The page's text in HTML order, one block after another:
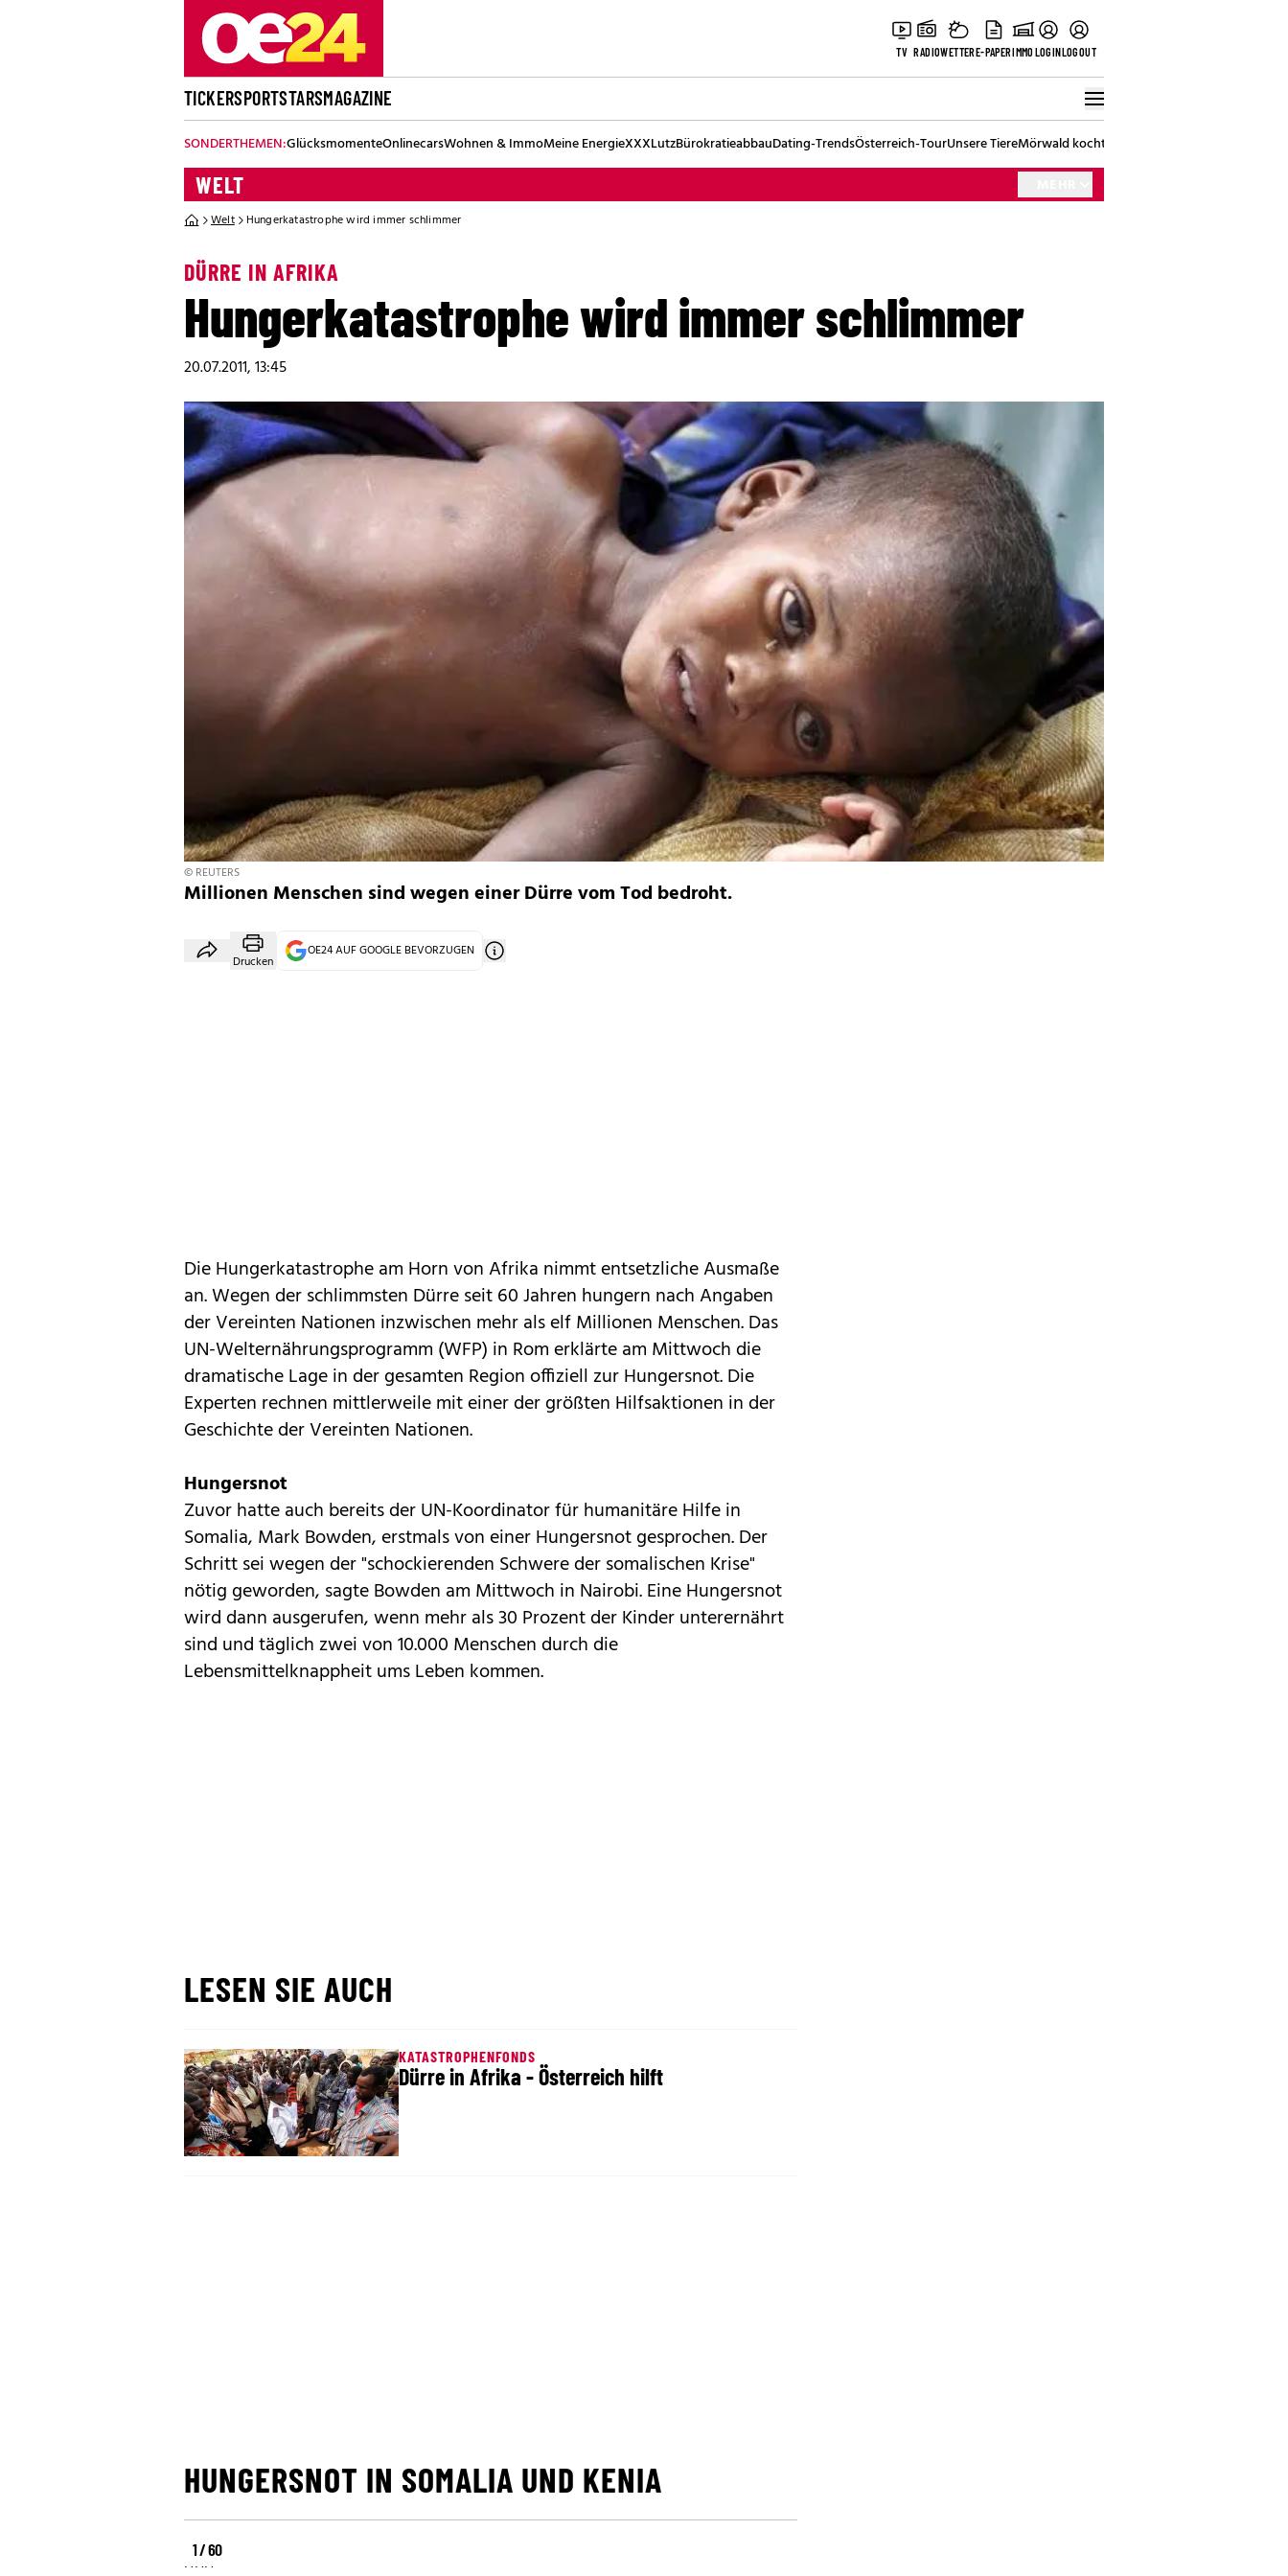
TV RADIOWETTERE-PAPERIMMOLOGINLOGOUT
TICKERSPORTSTARSMAGAZINE
SONDERTHEMEN:GlücksmomenteOnlinecarsWohnen & ImmoMeine EnergieXXXLutzBürokratieabbauDating-TrendsÖsterreich-TourUnsere TiereMörwald kocht
WELT
Welt Hungerkatastrophe wird immer schlimmer
DÜRRE IN AFRIKA
Hungerkatastrophe wird immer schlimmer
20.07.2011, 13:45
© REUTERS
Millionen Menschen sind wegen einer Dürre vom Tod bedroht.
Drucken
OE24 AUF GOOGLE BEVORZUGEN
Die Hungerkatastrophe am Horn von Afrika nimmt entsetzliche Ausmaße
an. Wegen der schlimmsten Dürre seit 60 Jahren hungern nach Angaben
der Vereinten Nationen inzwischen mehr als elf Millionen Menschen. Das
UN-Welternährungsprogramm (WFP) in Rom erklärte am Mittwoch die
dramatische Lage in der gesamten Region offiziell zur Hungersnot. Die
Experten rechnen mittlerweile mit einer der größten Hilfsaktionen in der
Geschichte der Vereinten Nationen.
Hungersnot
Zuvor hatte auch bereits der UN-Koordinator für humanitäre Hilfe in
Somalia, Mark Bowden, erstmals von einer Hungersnot gesprochen. Der
Schritt sei wegen der "schockierenden Schwere der somalischen Krise"
nötig geworden, sagte Bowden am Mittwoch in Nairobi. Eine Hungersnot
wird dann ausgerufen, wenn mehr als 30 Prozent der Kinder unterernährt
sind und täglich zwei von 10.000 Menschen durch die
Lebensmittelknappheit ums Leben kommen.
LESEN SIE AUCH
KATASTROPHENFONDS
Dürre in Afrika - Österreich hilft
HUNGERSNOT IN SOMALIA UND KENIA
1 / 60
Hungersnot
Hungersnot
Hungersnot